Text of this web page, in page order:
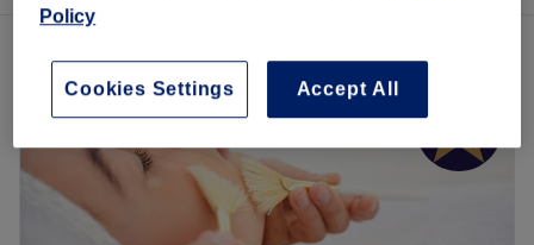
Policy
Accept All
Cookies Settings